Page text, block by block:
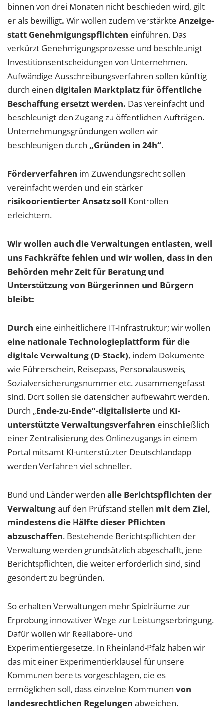
binnen von drei Monaten nicht beschieden wird, gilt
er als bewilligt. Wir wollen zudem verstärkte Anzeige-
statt Genehmigungspflichten einführen. Das
verkürzt Genehmigungsprozesse und beschleunigt
Investitionsentscheidungen von Unternehmen.
Aufwändige Ausschreibungsverfahren sollen künftig
durch einen digitalen Marktplatz für öffentliche
Beschaffung ersetzt werden. Das vereinfacht und
beschleunigt den Zugang zu öffentlichen Aufträgen.
Unternehmungsgründungen wollen wir
beschleunigen durch „Gründen in 24h“.
Förderverfahren im Zuwendungsrecht sollen
vereinfacht werden und ein stärker
risikoorientierter Ansatz soll Kontrollen
erleichtern.
Wir wollen auch die Verwaltungen entlasten, weil
uns Fachkräfte fehlen und wir wollen, dass in den
Behörden mehr Zeit für Beratung und
Unterstützung von Bürgerinnen und Bürgern
bleibt:
Durch eine einheitlichere IT-Infrastruktur; wir wollen
eine nationale Technologieplattform für die
digitale Verwaltung (D-Stack), indem Dokumente
wie Führerschein, Reisepass, Personalausweis,
Sozialversicherungsnummer etc. zusammengefasst
sind. Dort sollen sie datensicher aufbewahrt werden.
Durch „Ende-zu-Ende“-digitalisierte und KI-
unterstützte Verwaltungsverfahren einschließlich
einer Zentralisierung des Onlinezugangs in einem
Portal mitsamt KI-unterstützter Deutschlandapp
werden Verfahren viel schneller.
Bund und Länder werden alle Berichtspflichten der
Verwaltungauf den Prüfstand stellen mit dem Ziel,
mindestens die Hälfte dieser Pflichten
abzuschaffen. Bestehende Berichtspflichten der
Verwaltung werden grundsätzlich abgeschafft, jene
Berichtspflichten, die weiter erforderlich sind, sind
gesondert zu begründen.
So erhalten Verwaltungen mehr Spielräume zur
Erprobung innovativer Wege zur Leistungserbringung.
Dafür wollen wir Reallabore- und
Experimentiergesetze. In Rheinland-Pfalz haben wir
das mit einer Experimentierklausel für unsere
Kommunen bereits vorgeschlagen, die es
ermöglichen soll, dass einzelne Kommunen von
landesrechtlichen Regelungen abweichen.